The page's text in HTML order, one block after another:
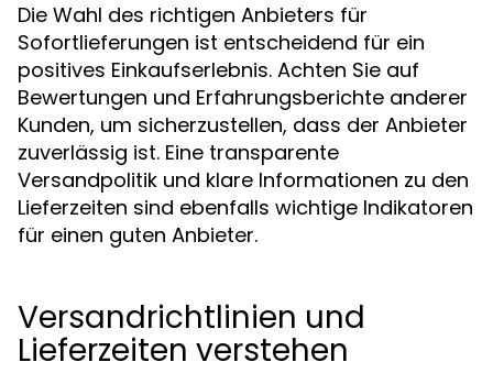
Die Wahl des richtigen Anbieters für
Sofortlieferungen ist entscheidend für ein
positives Einkaufserlebnis. Achten Sie auf
Bewertungen und Erfahrungsberichte anderer
Kunden, um sicherzustellen, dass der Anbieter
zuverlässig ist. Eine transparente
Versandpolitik und klare Informationen zu den
Lieferzeiten sind ebenfalls wichtige Indikatoren
für einen guten Anbieter.
Versandrichtlinien und
Lieferzeiten verstehen